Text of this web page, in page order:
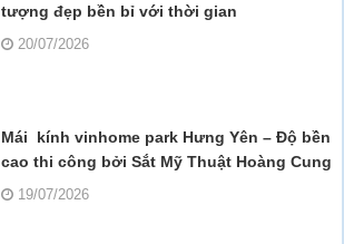
tượng đẹp bền bỉ với thời gian
20/07/2026
Mái kính vinhome park Hưng Yên – Độ bền
cao thi công bởi Sắt Mỹ Thuật Hoàng Cung
19/07/2026